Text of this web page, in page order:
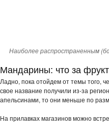
Наиболее распространенным
Мандарины: что за
Ладно, пока отойдем от темы того,
свое название получили из-за
апельсинами, то они меньше по
На прилавках магазинов можно